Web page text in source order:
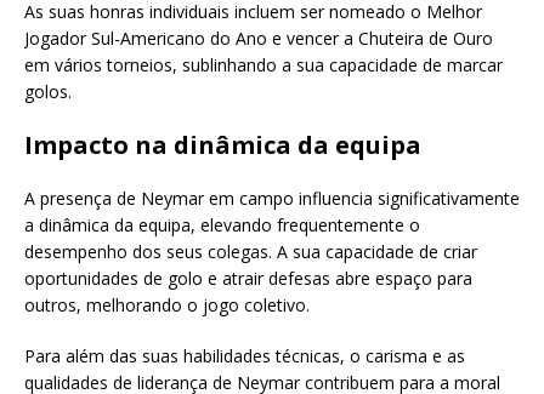
As suas honras individuais incluem ser nomeado o Melhor
Jogador Sul-Americano do Ano e vencer a Chuteira de Ouro
em vários torneios, sublinhando a sua capacidade de marcar
golos.
Impacto na dinâmica da equipa
A presença de Neymar em campo influencia significativamente
a dinâmica da equipa, elevando frequentemente o
desempenho dos seus colegas. A sua capacidade de criar
oportunidades de golo e atrair defesas abre espaço para
outros, melhorando o jogo coletivo.
Para além das suas habilidades técnicas, o carisma e as
qualidades de liderança de Neymar contribuem para a moral